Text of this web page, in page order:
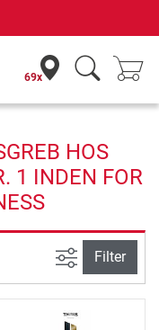
69x
HOS
1 INDEN FOR
Avanceret
Filter